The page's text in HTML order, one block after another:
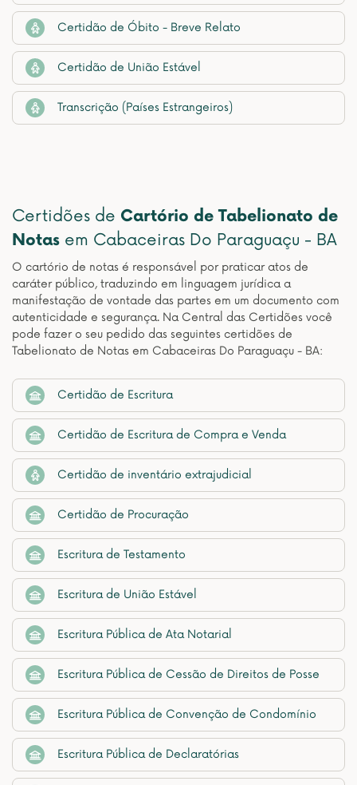
Certidão de Óbito - Breve Relato
Certidão de União Estável
Transcrição (Países Estrangeiros)
Certidões de Cartório de Tabelionato de
Notas em Cabaceiras Do Paraguaçu - BA
O cartório de notas é responsável por praticar atos de
caráter público, traduzindo em linguagem jurídica a
manifestação de vontade das partes em um documento com
autenticidade e segurança. Na Central das Certidões você
pode fazer o seu pedido das seguintes certidões de
Tabelionato de Notas em Cabaceiras Do Paraguaçu - BA:
Certidão de Escritura
Certidão de Escritura de Compra e Venda
Certidão de inventário extrajudicial
Certidão de Procuração
Escritura de Testamento
Escritura de União Estável
Escritura Pública de Ata Notarial
Escritura Pública de Cessão de Direitos de Posse
Escritura Pública de Convenção de Condomínio
Escritura Pública de Declaratórias